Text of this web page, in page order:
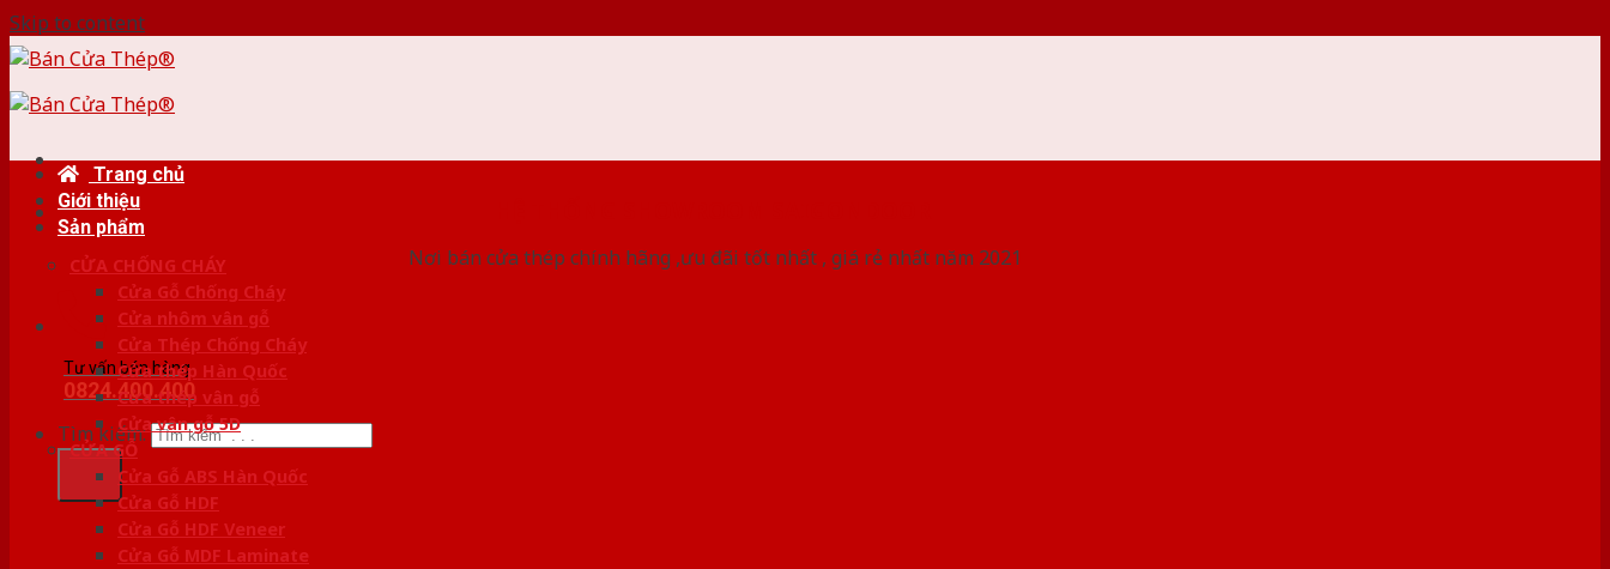
Skip to content
Nơi bán cửa thép chính hãng ,ưu đãi tốt nhất , giá rẻ nhất năm 2021
Tư vấn bán hàng
0824.400.400
Tìm kiếm:
Trang chủ
Giới thiệu
Sản phẩm
CỬA CHỐNG CHÁY
Cửa Gỗ Chống Cháy
Cửa nhôm vân gỗ
Cửa Thép Chống Cháy
Cửa thép Hàn Quốc
Cửa thép vân gỗ
Cửa vân gỗ 5D
CỬA GỖ
Cửa Gỗ ABS Hàn Quốc
Cửa Gỗ HDF
Cửa Gỗ HDF Veneer
Cửa Gỗ MDF Laminate